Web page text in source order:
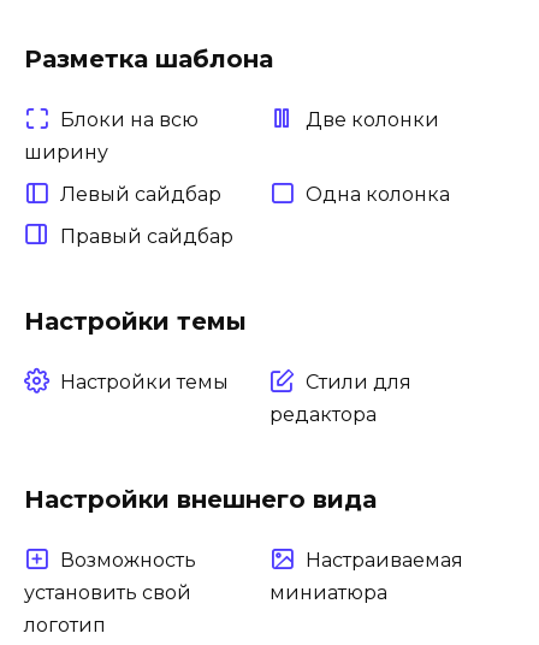
Разметка шаблона
Блоки на всю
ширину
Две колонки
Левый сайдбар
Одна колонка
Правый сайдбар
Настройки темы
Настройки темы
Стили для
редактора
Настройки внешнего вида
Возможность
установить свой
логотип
Настраиваемая
миниатюра